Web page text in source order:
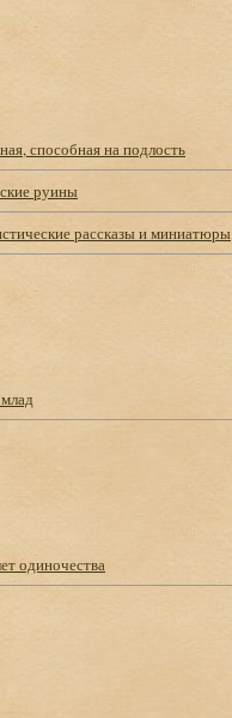
способная на подлость
руины
рассказы и миниатюры
одиночества